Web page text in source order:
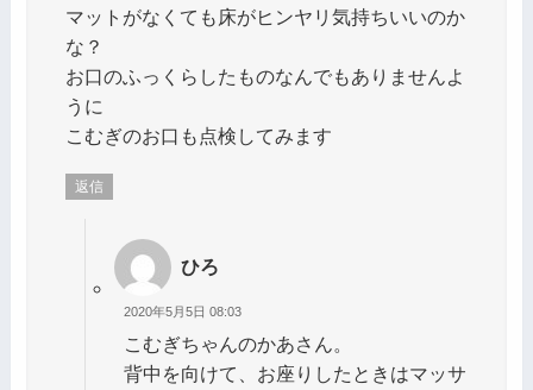
マットがなくても床がヒンヤリ気持ちいいのか
な？
お口のふっくらしたものなんでもありませんよ
うに
こむぎのお口も点検してみます
返信
ひろ
2020年5月5日 08:03
こむぎちゃんのかあさん。
背中を向けて、お座りしたときはマッサ